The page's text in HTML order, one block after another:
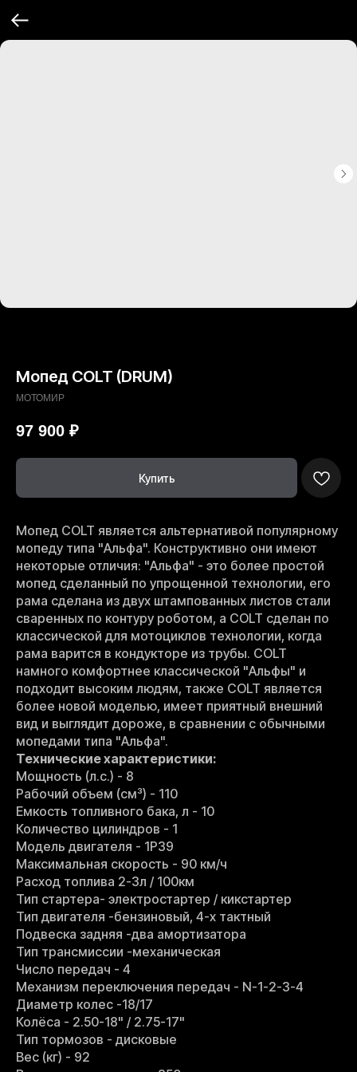
Мопед COLT (DRUM)
МОТОМИР
97 900 ₽
Купить
Мопед COLT является альтернативой популярному
мопеду типа "Альфа". Конструктивно они имеют
некоторые отличия: "Альфа" - это более простой
мопед сделанный по упрощенной технологии, его
рама сделана из двух штампованных листов стали
сваренных по контуру роботом, а COLT сделан по
классической для мотоциклов технологии, когда
рама варится в кондукторе из трубы. COLT
намного комфортнее классической "Альфы" и
подходит высоким людям, также COLT является
более новой моделью, имеет приятный внешний
вид и выглядит дороже, в сравнении с обычными
мопедами типа "Альфа".
Технические характеристики:
Мощность (л.с.) - 8
Рабочий объем (см³) - 110
Емкость топливного бака, л - 10
Количество цилиндров - 1
Модель двигателя - 1P39
Максимальная скорость - 90 км/ч
Расход топлива 2-3л / 100км
Тип стартера- электростартер / кикстартер
Тип двигателя -бензиновый, 4-х тактный
Подвеска задняя -два амортизатора
Тип трансмиссии -механическая
Число передач - 4
Механизм переключения передач - N-1-2-3-4
Диаметр колес -18/17
Колёса - 2.50-18" / 2.75-17"
Тип тормозов - дисковые
Вес (кг) - 92